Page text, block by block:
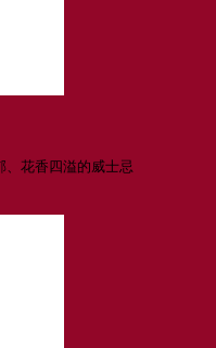
、花香四溢的威士忌